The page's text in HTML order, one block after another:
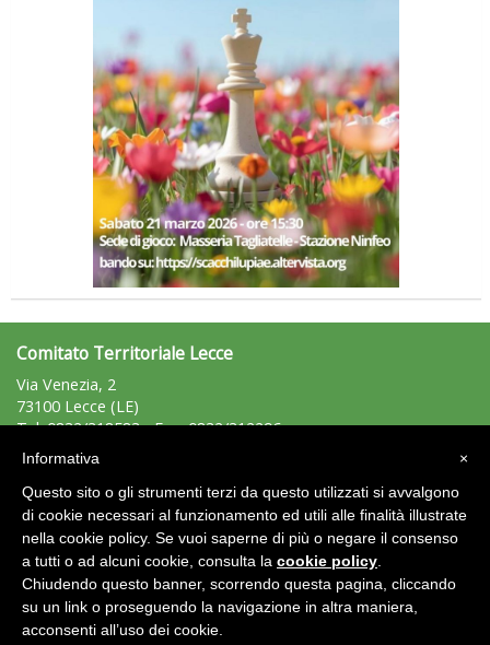
Comitato Territoriale Lecce
Via Venezia, 2
73100 Lecce (LE)
Tel: 0832/318583 - Fax: 0832/312296
e-mail:lecce@uisp.it
P.Iva: 02592760751
Area Riservata 2.0
×
Informativa
Questo sito o gli strumenti terzi da questo utilizzati si avvalgono
di cookie necessari al funzionamento ed utili alle finalità illustrate
nella cookie policy. Se vuoi saperne di più o negare il consenso
a tutti o ad alcuni cookie, consulta la cookie policy
Chiudendo questo banner, scorrendo questa pagina, cliccando
su un link o proseguendo la navigazione in altra maniera,
acconsenti all’uso dei cookie.